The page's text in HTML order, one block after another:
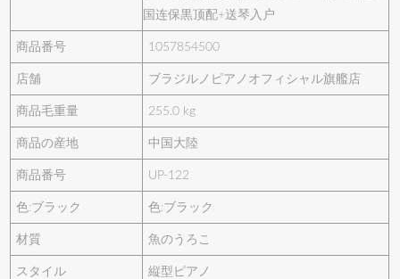
国连保黒顶配+送琴入户
商品番号 1057854500
店舗 ブラジルノピアノオフィシャル旗艦店
商品毛重量 255.0 kg
商品の産地 中国大陸
商品番号 UP-122
色:ブラック 色:ブラック
材質 魚のうろこ
スタイル 縦型ピアノ